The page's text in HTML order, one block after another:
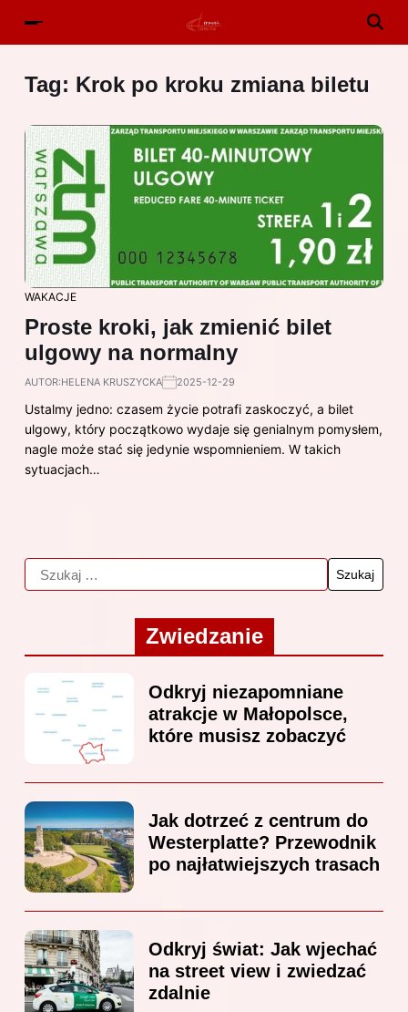
Tag: Krok po kroku zmiana biletu
WAKACJE
Proste kroki, jak zmienić bilet
ulgowy na normalny
AUTOR:HELENA KRUSZYCKA 2025-12-29
Ustalmy jedno: czasem życie potrafi zaskoczyć, a bilet
ulgowy, który początkowo wydaje się genialnym pomysłem,
nagle może stać się jedynie wspomnieniem. W takich
sytuacjach…
Zwiedzanie
Odkryj niezapomniane
atrakcje w Małopolsce,
które musisz zobaczyć
Jak dotrzeć z centrum do
Westerplatte? Przewodnik
po najłatwiejszych trasach
Odkryj świat: Jak wjechać
na street view i zwiedzać
zdalnie